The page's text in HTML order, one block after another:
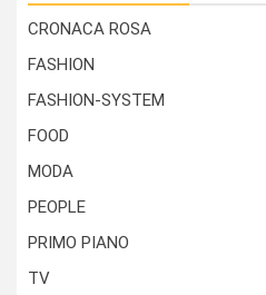
CRONACA ROSA
FASHION
FASHION-SYSTEM
FOOD
MODA
PEOPLE
PRIMO PIANO
TV